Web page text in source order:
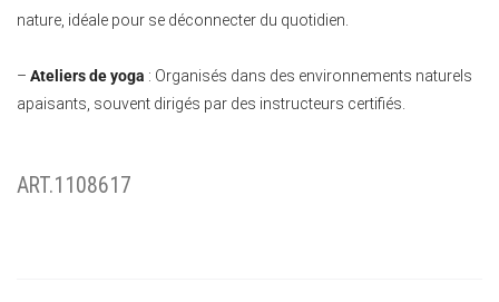
nature, idéale pour se déconnecter du quotidien.
– Ateliers de yoga : Organisés dans des environnements naturels
apaisants, souvent dirigés par des instructeurs certifiés.
ART.1108617